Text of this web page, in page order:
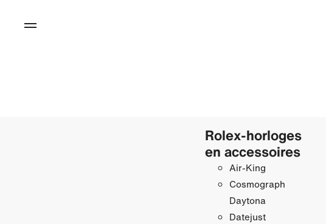
Rolex-horloges
en accessoires
Air-King
Cosmograph
Daytona
Datejust